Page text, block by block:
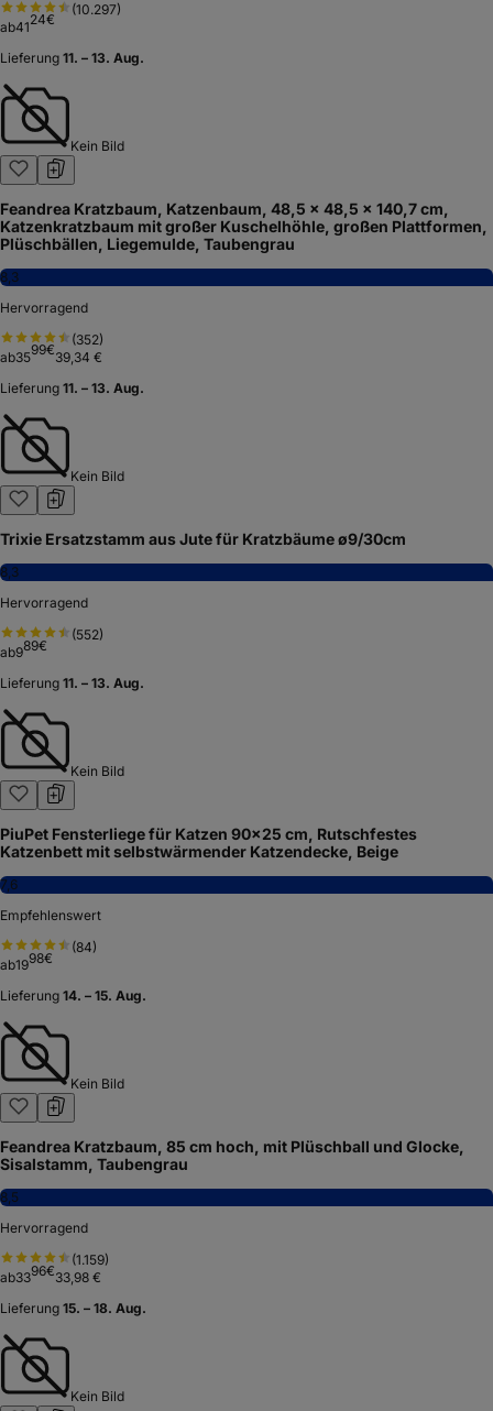
(10.297)
ab4124€
Lieferung 11. – 13. Aug.
Kein Bild
Feandrea Kratzbaum, Katzenbaum, 48,5 x 48,5 x 140,7 cm,
Katzenkratzbaum mit großer Kuschelhöhle, großen Plattformen,
Plüschbällen, Liegemulde, Taubengrau
8,3
Hervorragend
(352)
ab3599€39,34 €
Lieferung 11. – 13. Aug.
Kein Bild
Trixie Ersatzstamm aus Jute für Kratzbäume ø9/30cm
8,3
Hervorragend
(552)
ab989€
Lieferung 11. – 13. Aug.
Kein Bild
PiuPet Fensterliege für Katzen 90×25 cm, Rutschfestes
Katzenbett mit selbstwärmender Katzendecke, Beige
7,6
Empfehlenswert
(84)
ab1998€
Lieferung 14. – 15. Aug.
Kein Bild
Feandrea Kratzbaum, 85 cm hoch, mit Plüschball und Glocke,
Sisalstamm, Taubengrau
8,5
Hervorragend
(1.159)
ab3396€33,98 €
Lieferung 15. – 18. Aug.
Kein Bild